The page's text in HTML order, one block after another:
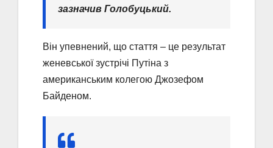
зазначив Голобуцький.
Він упевнений, що стаття – це результат
женевської зустрічі Путіна з
американським колегою Джозефом
Байденом.